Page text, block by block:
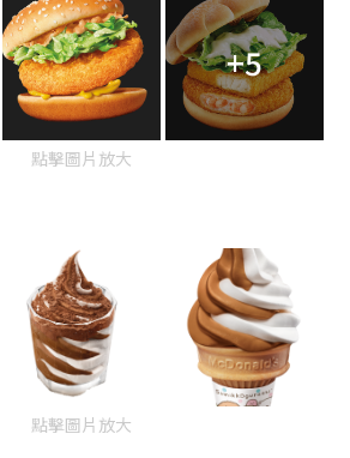
+5
點擊圖片放大
點擊圖片放大